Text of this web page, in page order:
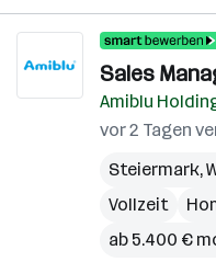
Sales
Amiblu
vor 2 Tagen
Steiermark,
Vollzeit
ab 5.400 €